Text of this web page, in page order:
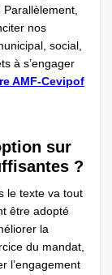
Parallèlement,
nos
social,
à s’engager
AMF-Cevipof
sur
?
le texte va tout
être adopté
la
du mandat,
l’engagement